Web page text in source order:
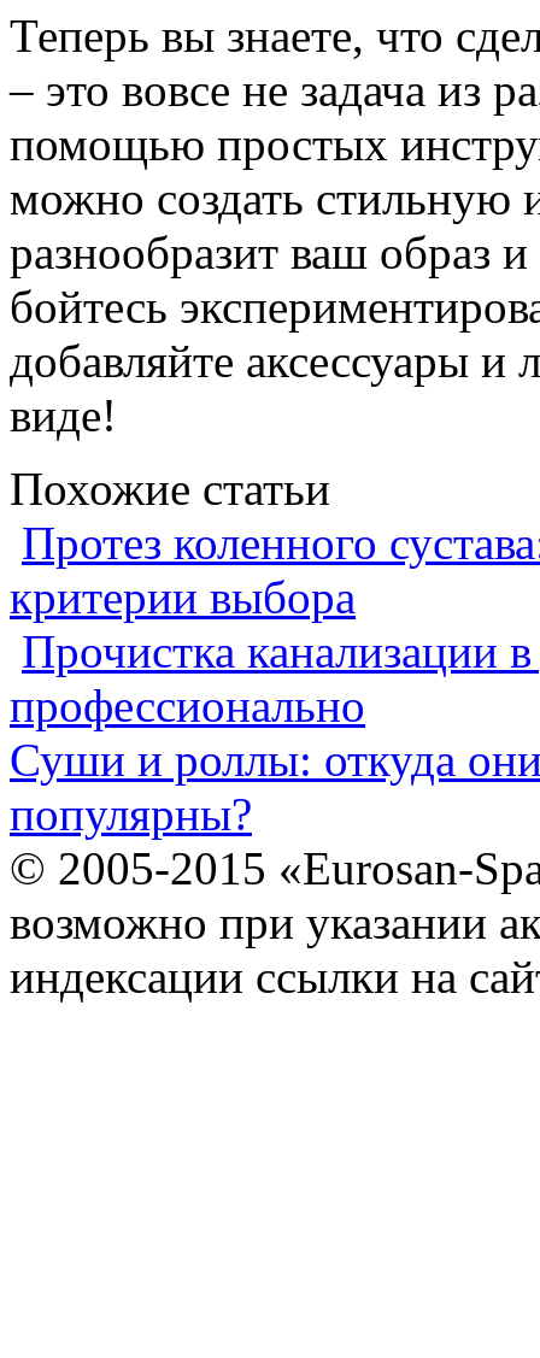
Теперь вы знаете, что
– это вовсе не задача из
помощью простых
можно создать стильную
разнообразит ваш образ
бойтесь
добавляйте аксессуары
виде!
Похожие статьи
Протез коленного
критерии выбора
Прочистка канализации
профессионально
Суши и роллы: откуда
популярны?
© 2005-2015 «Eurosan-
возможно при указании
индексации ссылки на